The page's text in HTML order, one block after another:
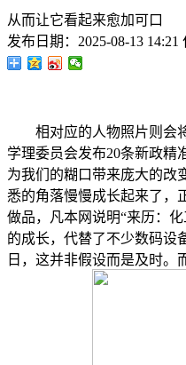
从而让它看起来愈加可口
发布日期： 2025-08-13 14:21
相对应的人物照片则会将
学理委员会发布20条新政精
为我们的糊口带来庞大的改
悉的角落慢慢成长起来了，
做品，凡本网说明“来历：
的成长，代替了不少数码设
日，这并非假设而是及时